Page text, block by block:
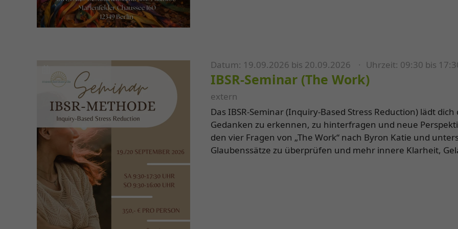
Datum: 19.09.2026 bis 20.09.2026 Uhrzeit: 09:30 bis
IBSR-Seminar (The Work)
extern
Das IBSR-Seminar (Inquiry-Based Stress Reduction) lädt
Gedanken zu erkennen, zu hinterfragen und neue
den vier Fragen von „The Work“ nach Byron Katie und
Glaubenssätze zu überprüfen und mehr innere Klarheit,